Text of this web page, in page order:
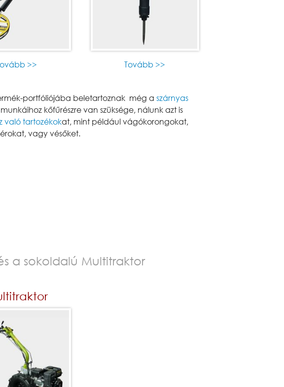
>> Tovább >>
portfóliójába beletartoznak még aszárnyas
kőfűrészre van szüksége, nálunk azt is
való tartozékokat, mint például vágókorongokat,
vagy vésőket.
a sokoldalú Multitraktor